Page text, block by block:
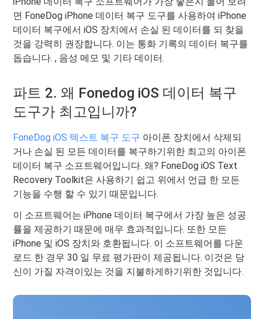
면 FoneDog iPhone 데이터 복구 도구를 사용하여 iPhone
데이터 복구에서 iOS 장치에서 손실 된 데이터를 되 찾을
것을 강력히 권장합니다. 이는 통화 기록의 데이터 복구를
돕습니다. , 음성 메모 및 기타 데이터.
파트 2. 왜 Fonedog iOS 데이터 복구
도구가 최고입니까?
FoneDog iOS 텍스트 복구 도구 아이폰 장치에서 삭제되
거나 손실 된 모든 데이터를 복구하기위한 최고의 아이폰
데이터 복구 소프트웨어입니다. 왜? FoneDog iOS Text
Recovery Toolkit은 사용하기 쉽고 위에서 언급 한 모든
기능을 수행 할 수 있기 때문입니다.
이 소프트웨어는 iPhone 데이터 복구에서 가장 높은 성공
률을 제공하기 때문에 매우 효과적입니다. 또한 모든
iPhone 및 iOS 장치와 호환됩니다. 이 소프트웨어를 다운
로드 한 경우 30 일 무료 평가판이 제공됩니다. 이것은 당
신이 가질 자격이있는 것을 지불하게하기위한 것입니다.